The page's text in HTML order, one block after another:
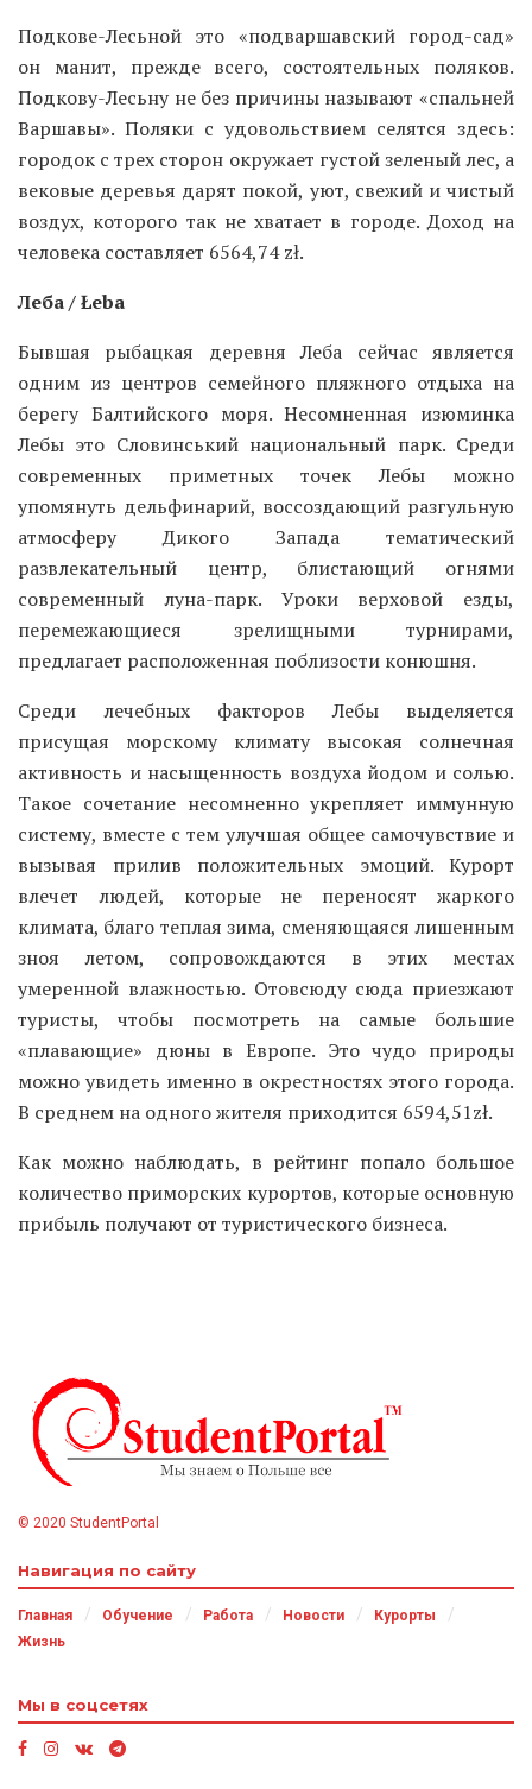
Подкове-Лесьной это «подваршавский город-сад»
он манит, прежде всего, состоятельных поляков.
Подкову-Лесьну не без причины называют «спальней
Варшавы». Поляки с удовольствием селятся здесь:
городок с трех сторон окружает густой зеленый лес, а
вековые деревья дарят покой, уют, свежий и чистый
воздух, которого так не хватает в городе. Доход на
человека составляет 6564,74 zł.
Леба / Łeba
Бывшая рыбацкая деревня Леба сейчас является
одним из центров семейного пляжного отдыха на
берегу Балтийского моря. Несомненная изюминка
Лебы это Словинський национальный парк. Среди
современных приметных точек Лебы можно
упомянуть дельфинарий, воссоздающий разгульную
атмосферу Дикого Запада тематический
развлекательный центр, блистающий огнями
современный луна-парк. Уроки верховой езды,
перемежающиеся зрелищными турнирами,
предлагает расположенная поблизости конюшня.
Среди лечебных факторов Лебы выделяется
присущая морскому климату высокая солнечная
активность и насыщенность воздуха йодом и солью.
Такое сочетание несомненно укрепляет иммунную
систему, вместе с тем улучшая общее самочувствие и
вызывая прилив положительных эмоций. Курорт
влечет людей, которые не переносят жаркого
климата, благо теплая зима, сменяющаяся лишенным
зноя летом, сопровождаются в этих местах
умеренной влажностью. Отовсюду сюда приезжают
туристы, чтобы посмотреть на самые большие
«плавающие» дюны в Европе. Это чудо природы
можно увидеть именно в окрестностях этого города.
В среднем на одного жителя приходится 6594,51zł.
Как можно наблюдать, в рейтинг попало большое
количество приморских курортов, которые основную
прибыль получают от туристического бизнеса.
© 2020 StudentPortal
Навигация по сайту
Главная Обучение Работа Новости
Курорты
Жизнь
Мы в соцсетях